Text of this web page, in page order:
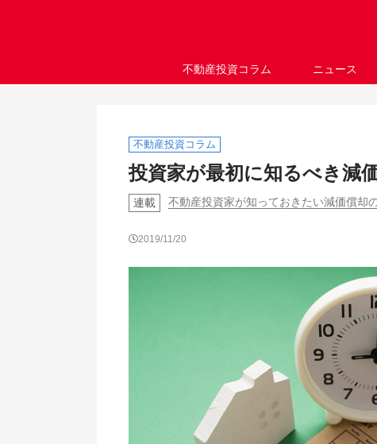
不動産投資コラム ニュース
不動産投資コラム
投資家が最初に知るべき減
連載 不動産投資家が知っておきたい減価償却
2019/11/20